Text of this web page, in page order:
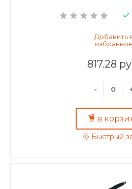
817.28
-
в
Быстрый